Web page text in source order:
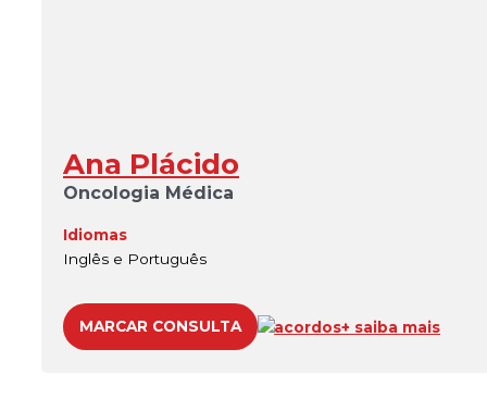
Ana Plácido
Oncologia Médica
Idiomas
Inglês e Português
MARCAR CONSULTA acordos+ saiba mais